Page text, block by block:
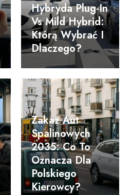
Hybryda Plug-In
Vs Mild Hybrid:
Którą Wybrać I
Dlaczego?
Zakaz Aut
Spalinowych
2035: Co To
Oznacza Dla
Polskiego
Kierowcy?